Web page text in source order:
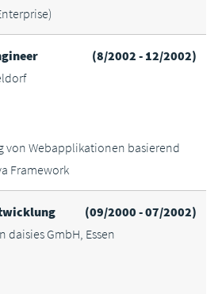
(8/2002 - 12/2002)
von Webapplikationen basierend
Framework
(09/2000 - 07/2002)
daisies GmbH, Essen